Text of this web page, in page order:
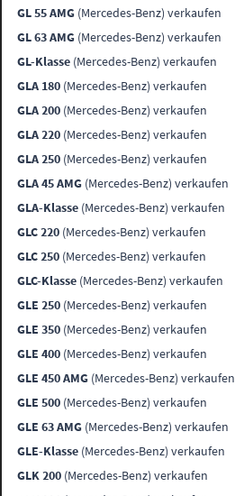
GL 55 AMG (Mercedes-Benz) verkaufen
GL 63 AMG (Mercedes-Benz) verkaufen
GL-Klasse (Mercedes-Benz) verkaufen
GLA 180 (Mercedes-Benz) verkaufen
GLA 200 (Mercedes-Benz) verkaufen
GLA 220 (Mercedes-Benz) verkaufen
GLA 250 (Mercedes-Benz) verkaufen
GLA 45 AMG (Mercedes-Benz) verkaufen
GLA-Klasse (Mercedes-Benz) verkaufen
GLC 220 (Mercedes-Benz) verkaufen
GLC 250 (Mercedes-Benz) verkaufen
GLC-Klasse (Mercedes-Benz) verkaufen
GLE 250 (Mercedes-Benz) verkaufen
GLE 350 (Mercedes-Benz) verkaufen
GLE 400 (Mercedes-Benz) verkaufen
GLE 450 AMG (Mercedes-Benz) verkaufen
GLE 500 (Mercedes-Benz) verkaufen
GLE 63 AMG (Mercedes-Benz) verkaufen
GLE-Klasse (Mercedes-Benz) verkaufen
GLK 200 (Mercedes-Benz) verkaufen